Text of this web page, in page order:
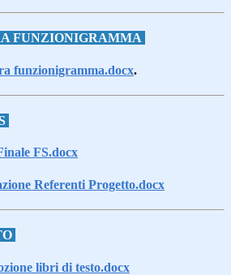
FUNZIONIGRAMMA
funzionigramma.docx.
FS.docx
Referenti Progetto.docx
libri di testo.docx